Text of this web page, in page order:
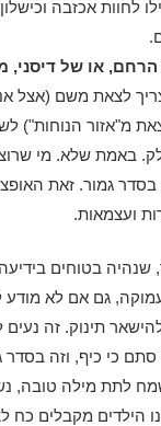
לחוות אכזבה
או של דיסני,
לצאת משם (אצל
מ"אזור הנוחות")
באמת שלא. מי
בסדר גמור. זאת
ועצמאות.
שנהיה בטוחים
גם אם לא
תינוק. זה נעים
כי כיף, וזה בסדר
לתת מילה טובה,
הילדים מקבלים כח